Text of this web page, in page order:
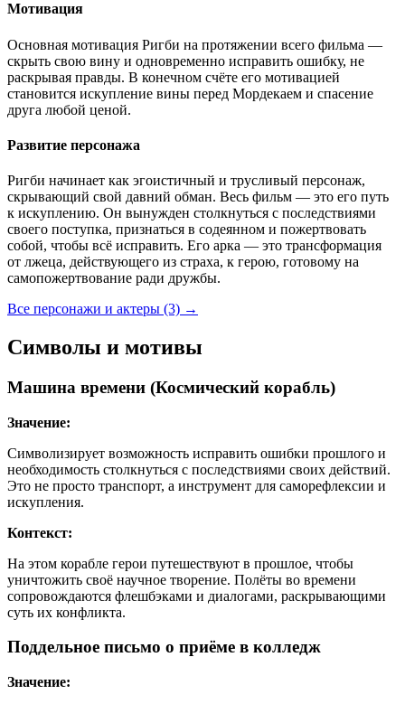
Мотивация
Основная мотивация Ригби на протяжении всего фильма —
скрыть свою вину и одновременно исправить ошибку, не
раскрывая правды. В конечном счёте его мотивацией
становится искупление вины перед Мордекаем и спасение
друга любой ценой.
Развитие персонажа
Ригби начинает как эгоистичный и трусливый персонаж,
скрывающий свой давний обман. Весь фильм — это его путь
к искуплению. Он вынужден столкнуться с последствиями
своего поступка, признаться в содеянном и пожертвовать
собой, чтобы всё исправить. Его арка — это трансформация
от лжеца, действующего из страха, к герою, готовому на
самопожертвование ради дружбы.
Все персонажи и актеры (3) →
Символы и мотивы
Машина времени (Космический корабль)
Значение:
Символизирует возможность исправить ошибки прошлого и
необходимость столкнуться с последствиями своих действий.
Это не просто транспорт, а инструмент для саморефлексии и
искупления.
Контекст:
На этом корабле герои путешествуют в прошлое, чтобы
уничтожить своё научное творение. Полёты во времени
сопровождаются флешбэками и диалогами, раскрывающими
суть их конфликта.
Поддельное письмо о приёме в колледж
Значение: